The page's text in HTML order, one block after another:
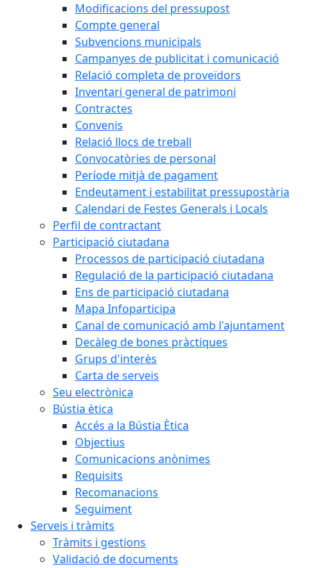
Modificacions del pressupost
Compte general
Subvencions municipals
Campanyes de publicitat i comunicació
Relació completa de proveïdors
Inventari general de patrimoni
Contractes
Convenis
Relació llocs de treball
Convocatòries de personal
Període mitjà de pagament
Endeutament i estabilitat pressupostària
Calendari de Festes Generals i Locals
Perfil de contractant
Participació ciutadana
Processos de participació ciutadana
Regulació de la participació ciutadana
Ens de participació ciutadana
Mapa Infoparticipa
Canal de comunicació amb l'ajuntament
Decàleg de bones pràctiques
Grups d'interès
Carta de serveis
Seu electrònica
Bústia ètica
Accés a la Bústia Ètica
Objectius
Comunicacions anònimes
Requisits
Recomanacions
Seguiment
Serveis i tràmits
Tràmits i gestions
Validació de documents